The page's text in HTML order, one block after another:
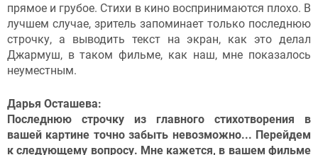
прямое и грубое. Стихи в кино воспринимаются плохо. В
лучшем случае, зритель запоминает только последнюю
строчку, а выводить текст на экран, как это делал
Джармуш, в таком фильме, как наш, мне показалось
неуместным.
Дарья Осташева:
Последнюю строчку из главного стихотворения в
вашей картине точно забыть невозможно... Перейдем
к следующему вопросу. Мне кажется, в вашем фильме